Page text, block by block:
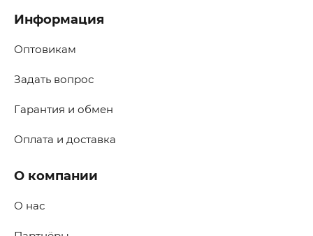
Информация
Оптовикам
Задать вопрос
Гарантия и обмен
Оплата и доставка
О компании
О нас